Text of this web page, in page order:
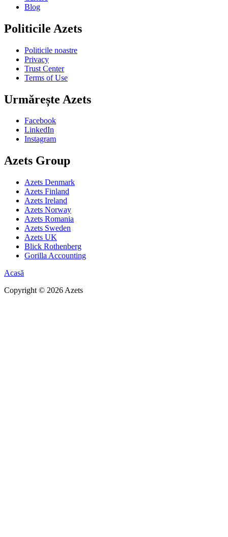
Blog
Politicile Azets
Politicile noastre
Privacy
Trust Center
Terms of Use
Urmărește Azets
Facebook
LinkedIn
Instagram
Azets Group
Azets Denmark
Azets Finland
Azets Ireland
Azets Norway
Azets Romania
Azets Sweden
Azets UK
Blick Rothenberg
Gorilla Accounting
Acasă
Copyright © 2026 Azets